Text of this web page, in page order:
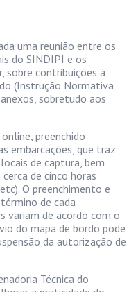
uma reunião entre os
do SINDIPI e os
sobre contribuições à
(Instrução Normativa
sobretudo aos
preenchido
embarcações, que traz
de captura, bem
de cinco horas
O preenchimento e
de cada
variam de acordo com o
do mapa de bordo pode
da autorização de
Técnica do